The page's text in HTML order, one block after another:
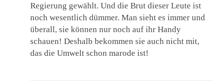
Regierung gewählt. Und die Brut dieser Leute ist
noch wesentlich dümmer. Man sieht es immer und
überall, sie können nur noch auf ihr Handy
schauen! Deshalb bekommen sie auch nicht mit,
das die Umwelt schon marode ist!